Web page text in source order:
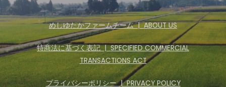
めしゆたかファームチーム | ABOUT US
特商法に基づく表記 | SPECIFIED COMMERCIAL
TRANSACTIONS ACT
プライバシーポリシー | PRIVACY POLICY